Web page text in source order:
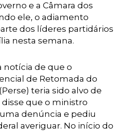
e a Câmara dos
ele, o adiamento
dos líderes partidários
nesta semana.
notícia de que o
de Retomada do
teria sido alvo de
que o ministro
denúncia e pediu
averiguar. No início do